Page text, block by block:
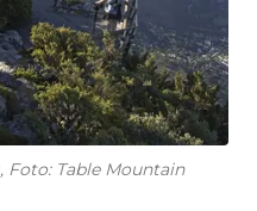
Foto: Table Mountain